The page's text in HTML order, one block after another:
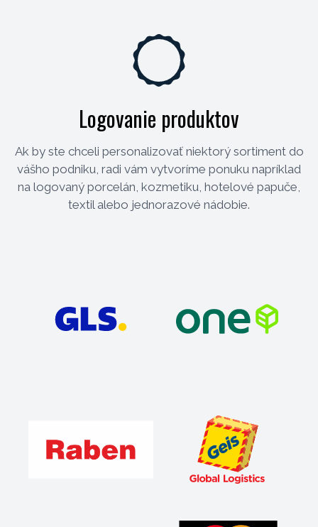
Logovanie produktov
Ak by ste chceli personalizovať niektorý sortiment do
vášho podniku, radi vám vytvoríme ponuku napríklad
na logovaný porcelán, kozmetiku, hotelové papuče,
textil alebo jednorazové nádobie.